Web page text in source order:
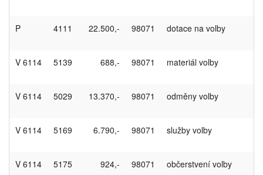
P 4111 22.500,- 98071 dotace na volby
V 6114 5139 688,- 98071 materiál volby
V 6114 5029 13.370,- 98071 odměny volby
V 6114 5169 6.790,- 98071 služby volby
V 6114 5175 924,- 98071 občerstvení volby